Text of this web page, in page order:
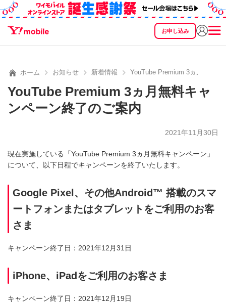
お申し込み
SEARCH
ホーム お知らせ 新着情報 YouTube Premium 3ヵ月無料キ
YouTube Premium 3ヵ月無料キャ
ンペーン終了のご案内
2021年11月30日
現在実施している「YouTube Premium 3ヵ月無料キャンペーン」
について、以下日程でキャンペーンを終了いたします。
Google Pixel、その他Android™ 搭載のスマ
ートフォンまたはタブレットをご利用のお客
さま
キャンペーン終了日：2021年12月31日
iPhone、iPadをご利用のお客さま
キャンペーン終了日：2021年12月19日